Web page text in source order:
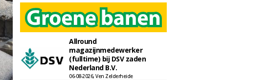
Allround
magazijnmedewerker
(fulltime) bij DSV zaden
Nederland B.V.
06-08-2026, Ven Zelderheide